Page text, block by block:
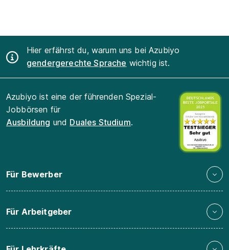
Hier erfährst du, warum uns bei Azubiyo
gendergerechte Sprache wichtig ist.
Azubiyo ist eine der führenden Spezial-
Jobbörsen für
Ausbildung und Duales Studium.
Für Bewerber
Für Arbeitgeber